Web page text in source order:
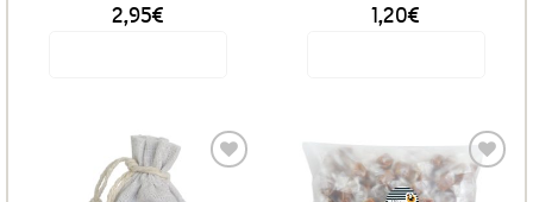
2,95€ 1,20€
plusieurs
variations.